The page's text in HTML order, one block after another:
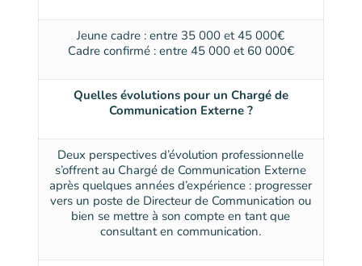
Jeune cadre : entre 35 000 et 45 000€
Cadre confirmé : entre 45 000 et 60 000€
Quelles évolutions pour un Chargé de
Communication Externe ?
Deux perspectives d’évolution professionnelle
s’offrent au Chargé de Communication Externe
après quelques années d’expérience : progresser
vers un poste de Directeur de Communication ou
bien se mettre à son compte en tant que
consultant en communication.